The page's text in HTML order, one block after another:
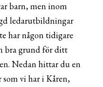
barn, men inom
ledarutbildningar
har någon tidigare
bra grund för ditt
Nedan hittar du en
vi har i Kåren,